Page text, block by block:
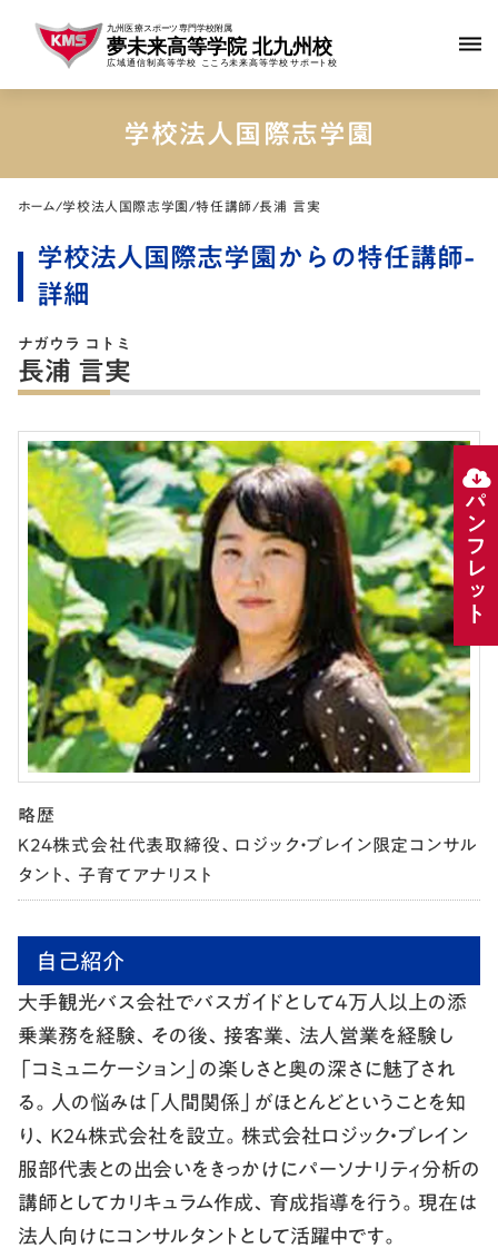
学校法人国際志学園
ホーム/学校法人国際志学園/特任講師/長浦 言実
学校法人国際志学園からの特任講師-
詳細
ナガウラ コトミ
長浦 言実
略歴
Ｋ２４株式会社代表取締役、ロジック・ブレイン限定コンサル
タント、子育てアナリスト
自己紹介
大手観光バス会社でバスガイドとして4万人以上の添
乗業務を経験、その後、接客業、法人営業を経験し
「コミュニケーション」の楽しさと奥の深さに魅了され
る。人の悩みは「人間関係」がほとんどということを知
り、Ｋ２４株式会社を設立。株式会社ロジック・ブレイン
服部代表との出会いをきっかけにパーソナリティ分析の
講師としてカリキュラム作成、育成指導を行う。現在は
法人向けにコンサルタントとして活躍中です。
パンフレット
dehaze